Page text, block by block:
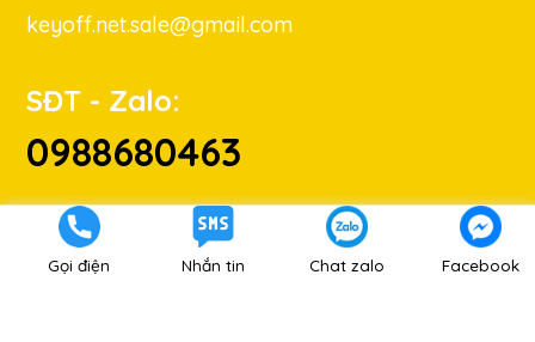
keyoff.net.sale@gmail.com
SĐT - Zalo:
0988680463
Gọi điện Nhắn tin Chat zalo Facebook